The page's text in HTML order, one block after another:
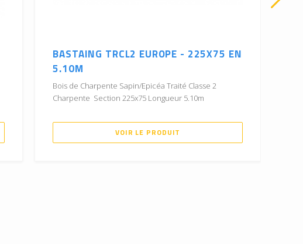
BASTAING TRCL2 EUROPE - 225X75 EN
5.10M
Bois de Charpente Sapin/Epicéa Traité Classe 2
Charpente Section 225x75 Longueur 5.10m
VOIR LE PRODUIT